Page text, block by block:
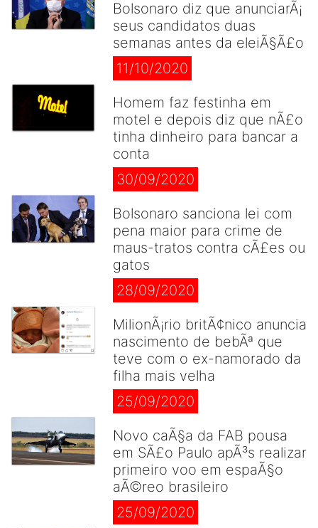
Bolsonaro diz que anunciarÃ¡
seus candidatos duas
semanas antes da eleiÃ§Ã£o
11/10/2020
Homem faz festinha em
motel e depois diz que nÃ£o
tinha dinheiro para bancar a
conta
30/09/2020
Bolsonaro sanciona lei com
pena maior para crime de
maus-tratos contra cÃ£es ou
gatos
28/09/2020
MilionÃ¡rio britÃ¢nico anuncia
nascimento de bebÃª que
teve com o ex-namorado da
filha mais velha
25/09/2020
Novo caÃ§a da FAB pousa
em SÃ£o Paulo apÃ³s realizar
primeiro voo em espaÃ§o
aÃ©reo brasileiro
25/09/2020